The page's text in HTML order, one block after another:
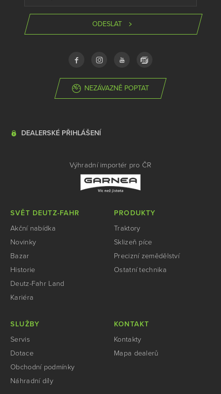
ODESLAT
NEZÁVAZNĚ POPTAT
DEALERSKÉ PŘIHLÁŠENÍ
Výhradní importér pro ČR
SVĚT DEUTZ-FAHR
Akční nabídka
Novinky
Bazar
Historie
Deutz-Fahr Land
Kariéra
PRODUKTY
Traktory
Sklizeň píce
Precizní zemědělství
Ostatní technika
SLUŽBY
Servis
Dotace
Obchodní podmínky
Náhradní díly
KONTAKT
Kontakty
Mapa dealerů